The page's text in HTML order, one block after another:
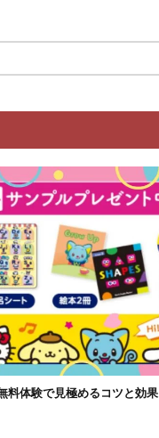
料体験で見極めるコツと効果